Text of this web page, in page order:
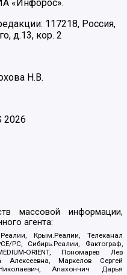
«Инфорос».
117218, Россия,
д.13, кор. 2
Н.В.
2026
массовой информации,
агента:
Крым.Реалии, Телеканал
PC, Сибирь.Реалии, Фактограф,
ORIENT, Пономарев Лев
Алексеевна, Маркелов Сергей
Апахончич Дарья